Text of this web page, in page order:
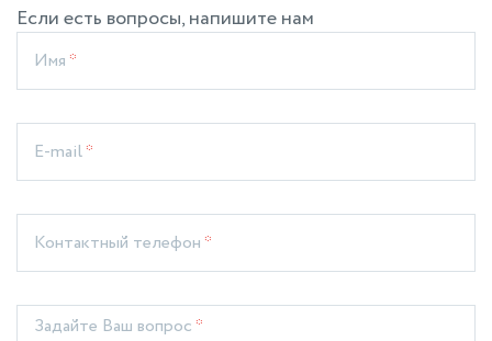
Если есть вопросы, напишите нам
Имя*
E-mail*
Контактный телефон*
Задайте Ваш вопрос*